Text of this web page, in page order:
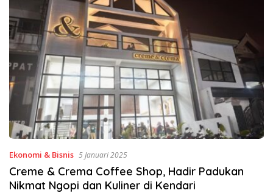
Ekonomi & Bisnis 5 Januari 2025
Creme & Crema Coffee Shop, Hadir Padukan
Nikmat Ngopi dan Kuliner di Kendari